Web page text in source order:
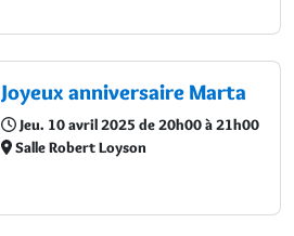
Joyeux anniversaire Marta
Jeu. 10 avril 2025 de 20h00 à 21h00
Salle Robert Loyson